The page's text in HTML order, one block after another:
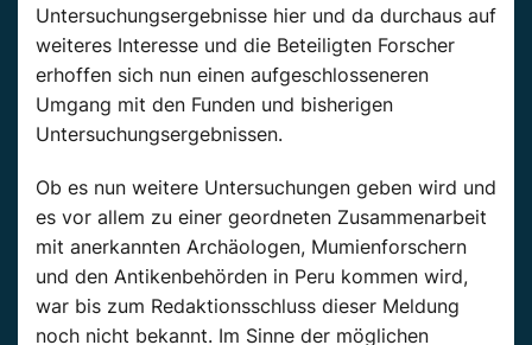
Untersuchungsergebnisse hier und da durchaus auf
weiteres Interesse und die Beteiligten Forscher
erhoffen sich nun einen aufgeschlosseneren
Umgang mit den Funden und bisherigen
Untersuchungsergebnissen.
Ob es nun weitere Untersuchungen geben wird und
es vor allem zu einer geordneten Zusammenarbeit
mit anerkannten Archäologen, Mumienforschern
und den Antikenbehörden in Peru kommen wird,
war bis zum Redaktionsschluss dieser Meldung
noch nicht bekannt. Im Sinne der möglichen